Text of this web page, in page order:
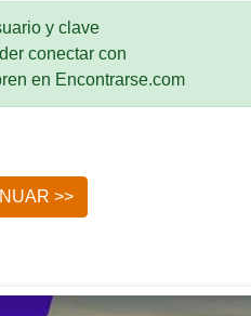
y clave
conectar con
en Encontrarse.com
>>